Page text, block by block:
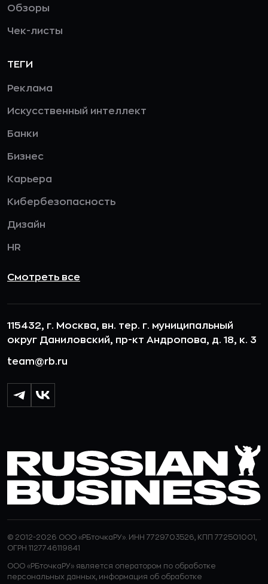
Обзоры
Чек-листы
ТЕГИ
Реклама
Искусственный интеллект
Банки
Бизнес
Карьера
Кибербезопасность
Дизайн
HR
Смотреть все
115432, г. Москва, вн. тер. г. муниципальный
округ Даниловский, пр-кт Андропова, д. 18, к. 3
team@rb.ru
© 2012-2026 ООО «РБточкаРУ». ИНН 7729703526, КПП 772501001,
ОГРН 1127746119841
ООО «РБточкаРУ» является оператором по обработке
персональных данных, информация об обработке